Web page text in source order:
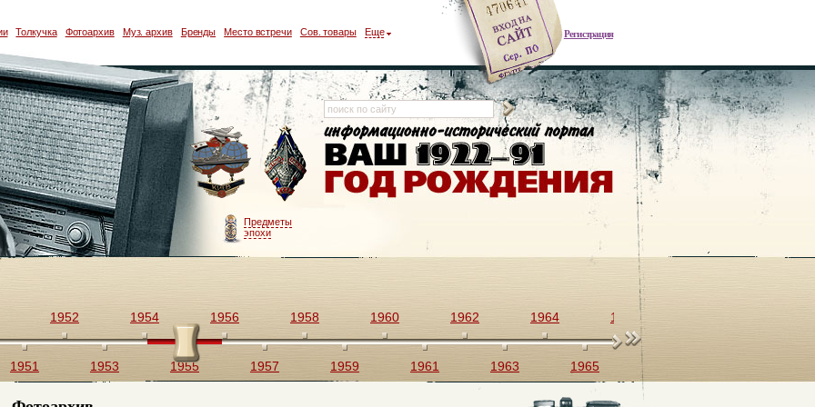
Регистрация
Толкучка Фотоархив Муз. архив Бренды Место встречи Сов. товары Еще
Предметы
эпохи
1951
1952
1953
1954
1955
1956
1957
1958
1959
1960
1961
1962
1963
1964
1965
1966